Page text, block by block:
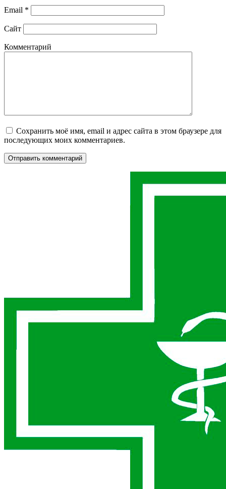
Email *
Сайт
Комментарий
Сохранить моё имя, email и адрес сайта в этом браузере для
последующих моих комментариев.